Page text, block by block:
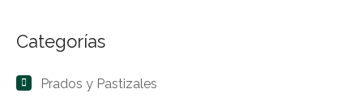
Categorías
Prados y Pastizales